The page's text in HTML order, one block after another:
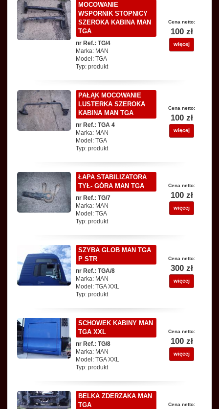
MOCOWANIE
WSPORNIK STOPNICY
SZEROKA KABINA MAN
TGA
nr Ref.: TG/4
Marka: MAN
Model: TGA
Typ: produkt
Cena netto:
100 zł
więcej
PAŁĄK MOCOWANIE
LUSTERKA SZEROKA
KABINA MAN TGA
nr Ref.: TGA 4
Marka: MAN
Model: TGA
Typ: produkt
Cena netto:
100 zł
więcej
ŁAPA STABILIZATORA
TYŁ- GÓRA MAN TGA
nr Ref.: TG/7
Marka: MAN
Model: TGA
Typ: produkt
Cena netto:
100 zł
więcej
SZYBA GLOB MAN TGA
P STR
nr Ref.: TGA/8
Marka: MAN
Model: TGA XXL
Typ: produkt
Cena netto:
300 zł
więcej
SCHOWEK KABINY MAN
TGA XXL
nr Ref.: TG/8
Marka: MAN
Model: TGA XXL
Typ: produkt
Cena netto:
100 zł
więcej
BELKA ZDERZAKA MAN
TGA
Cena netto: